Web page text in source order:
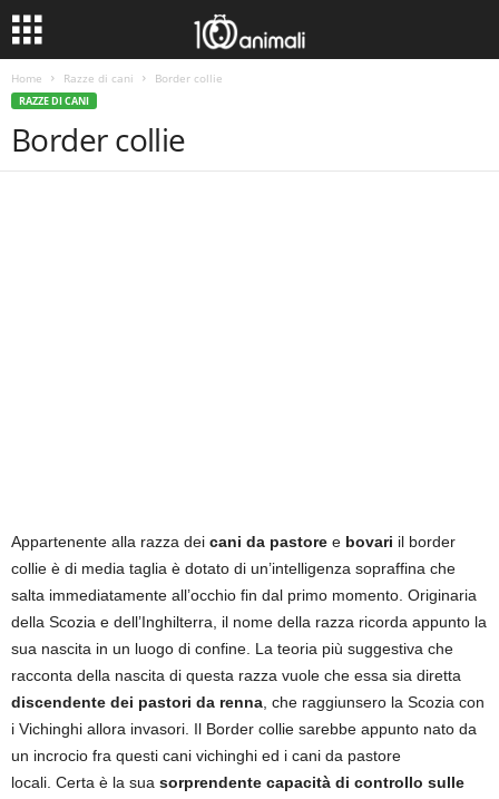
Home Razze di cani Border collie
RAZZE DI CANI
Border collie
Appartenente alla razza dei cani da pastore e bovari il border
collie è di media taglia è dotato di un’intelligenza sopraffina che
salta immediatamente all’occhio fin dal primo momento. Originaria
della Scozia e dell’Inghilterra, il nome della razza ricorda appunto la
sua nascita in un luogo di confine. La teoria più suggestiva che
racconta della nascita di questa razza vuole che essa sia diretta
discendente dei pastori da renna , che raggiunsero la Scozia con
i Vichinghi allora invasori. Il Border collie sarebbe appunto nato da
un incrocio fra questi cani vichinghi ed i cani da pastore
locali. Certa è la sua sorprendente capacità di controllo sulle